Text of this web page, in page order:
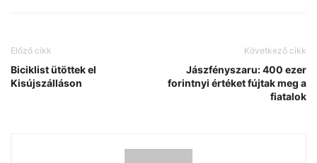
Előző cikk
Biciklist ütöttek el
Kisújszálláson
Következő cikk
Jászfényszaru: 400 ezer
forintnyi értéket fújtak meg a
fiatalok